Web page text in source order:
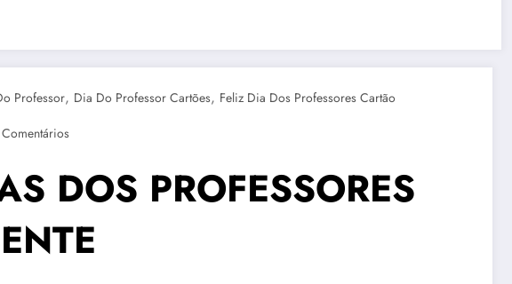
Professor, Dia Do Professor Cartões, Feliz Dia Dos Professores Cartão
DOS PROFESSORES